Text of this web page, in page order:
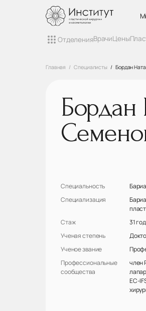
ОтделенияВрачиЦены
Главная Специалисты Бордан
Бордан
Специальность
Специализация
Стаж
31 год
Ученая степень
Ученое звание
Профессиональные
сообщества
член
EC-